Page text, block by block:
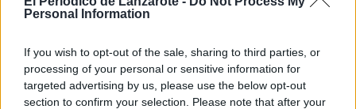
Personal Information
If you wish to opt-out of the sale, sharing to third parties, or
processing of your personal or sensitive information for
targeted advertising by us, please use the below opt-out
section to confirm your selection. Please note that after your
cualificados, son los únicos hándicaps
del ajedrez de Lanzarote para su
Escribir un comentario
Nombre